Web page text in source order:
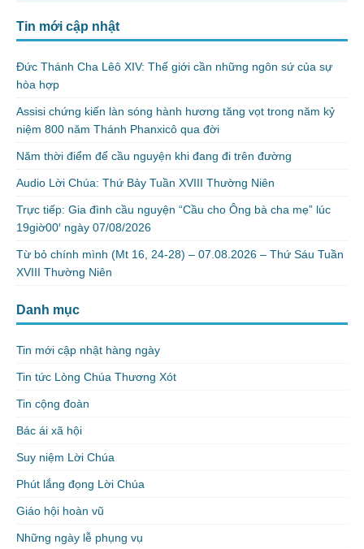
Tin mới cập nhật
Đức Thánh Cha Lêô XIV: Thế giới cần những ngôn sứ của sự
hòa hợp
Assisi chứng kiến làn sóng hành hương tăng vọt trong năm kỷ
niệm 800 năm Thánh Phanxicô qua đời
Năm thời điểm để cầu nguyện khi đang đi trên đường
Audio Lời Chúa: Thứ Bảy Tuần XVIII Thường Niên
Trực tiếp: Gia đình cầu nguyện “Cầu cho Ông bà cha mẹ” lúc
19giờ00′ ngày 07/08/2026
Từ bỏ chính mình (Mt 16, 24-28) – 07.08.2026 – Thứ Sáu Tuần
XVIII Thường Niên
Danh mục
Tin mới cập nhật hàng ngày
Tin tức Lòng Chúa Thương Xót
Tin cộng đoàn
Bác ái xã hội
Suy niệm Lời Chúa
Phút lắng đọng Lời Chúa
Giáo hội hoàn vũ
Những ngày lễ phụng vụ